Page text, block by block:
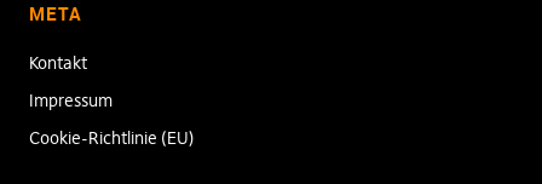
META
Kontakt
Impressum
Cookie-Richtlinie (EU)